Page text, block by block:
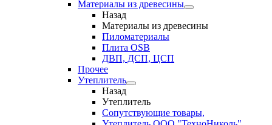
Материалы из древесины
Назад
Материалы из древесины
Пиломатериалы
Плита OSB
ДВП, ДСП, ЦСП
Прочее
Утеплитель
Назад
Утеплитель
Сопутствующие товары,